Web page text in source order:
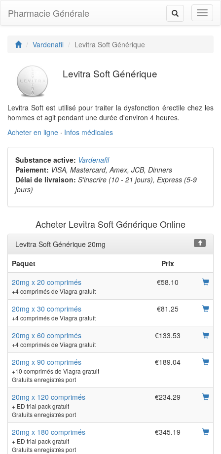
Toggle
navigation
Pharmacie Générale
Vardenafil Levitra Soft Générique
Levitra Soft Générique
Levitra Soft est utilisé pour traiter la dysfonction érectile chez les
hommes et agit pendant une durée d'environ 4 heures.
Acheter en ligne · Infos médicales
Substance active: Vardenafil
Paiement: VISA, Mastercard, Amex, JCB, Dinners
Délai de livraison: S'inscrire (10 - 21 jours), Express (5-9
jours)
Acheter Levitra Soft Générique Online
Levitra Soft Générique 20mg
Paquet
Prix
20mg x 20 comprimés
+4 comprimés de Viagra gratuit
€58.10
20mg x 30 comprimés
+4 comprimés de Viagra gratuit
€81.25
20mg x 60 comprimés
+4 comprimés de Viagra gratuit
€133.53
20mg x 90 comprimés
+10 comprimés de Viagra gratuit
Gratuits enregistrés port
€189.04
20mg x 120 comprimés
+ ED trial pack gratuit
Gratuits enregistrés port
€234.29
20mg x 180 comprimés
+ ED trial pack gratuit
Gratuits enregistrés port
€345.19